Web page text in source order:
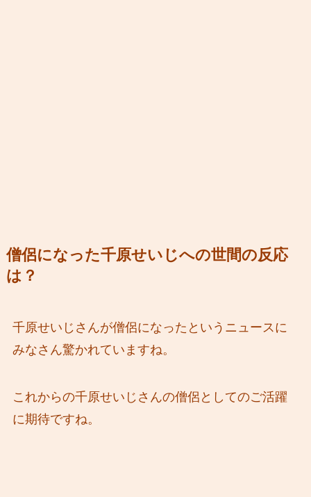
僧侶になった千原せいじへの世間の反応
は？
千原せいじさんが僧侶になったというニュースに
みなさん驚かれていますね。
これからの千原せいじさんの僧侶としてのご活躍
に期待ですね。